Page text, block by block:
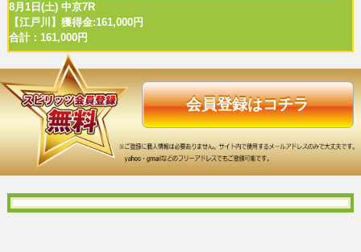
8月1日(土) 中京7R
【江戸川】獲得金:161,000円
合計：161,000円
会員登録はコチラ